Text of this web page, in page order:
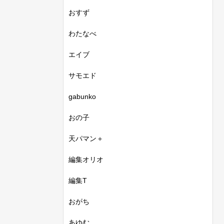
おすず
わたなべ
エイブ
サモエド
gabunko
おの子
天パマン＋
編集オリオ
編集T
おがち